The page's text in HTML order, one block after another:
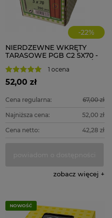
-22%
NIERDZEWNE WKRĘTY
TARASOWE PGB C2 5X70 -
DESKI
1 ocena
52,00 zł
Cena regularna: 67,00 zł
Najniższa cena: 52,00 zł
Cena netto: 42,28 zł
zobacz więcej
NOWOŚĆ